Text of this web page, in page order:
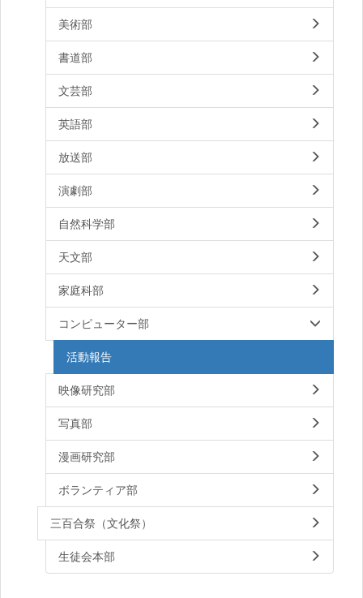
美術部
書道部
文芸部
英語部
放送部
演劇部
自然科学部
天文部
家庭科部
コンピューター部
活動報告
映像研究部
写真部
漫画研究部
ボランティア部
三百合祭（文化祭）
生徒会本部